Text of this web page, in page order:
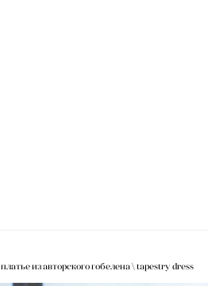
платье из авторского гобелена \ tapestry dress